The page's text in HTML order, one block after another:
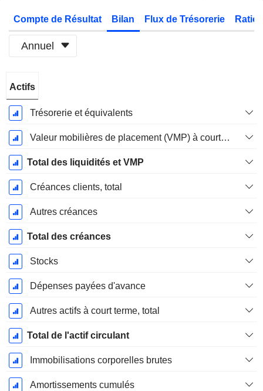
Compte de Résultat Bilan Flux de Trésorerie
Annuel
Fiscale:
Décembre
Actifs
Trésorerie et équivalents
Valeur mobilières de placement (VMP) à court terme
Total des liquidités et VMP
Créances clients, total
Autres créances
Total des créances
Stocks
Dépenses payées d'avance
Autres actifs à court terme, total
Total de l'actif circulant
Immobilisations corporelles brutes
Amortissements cumulés